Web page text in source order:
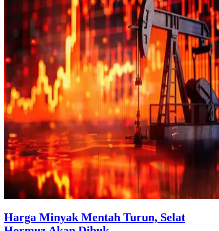
Harga Minyak Mentah Turun, Selat